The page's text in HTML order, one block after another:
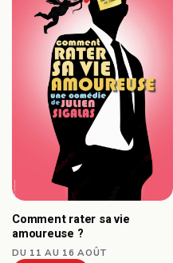
Comment rater sa vie
amoureuse ?
DU 11 AU 16 AOÛT